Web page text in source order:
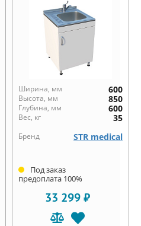
Ширина, мм 600
Высота, мм 850
Глубина, мм 600
Вес, кг 35
Бренд STR medical
Под заказ
предоплата 100%
33 299 ₽